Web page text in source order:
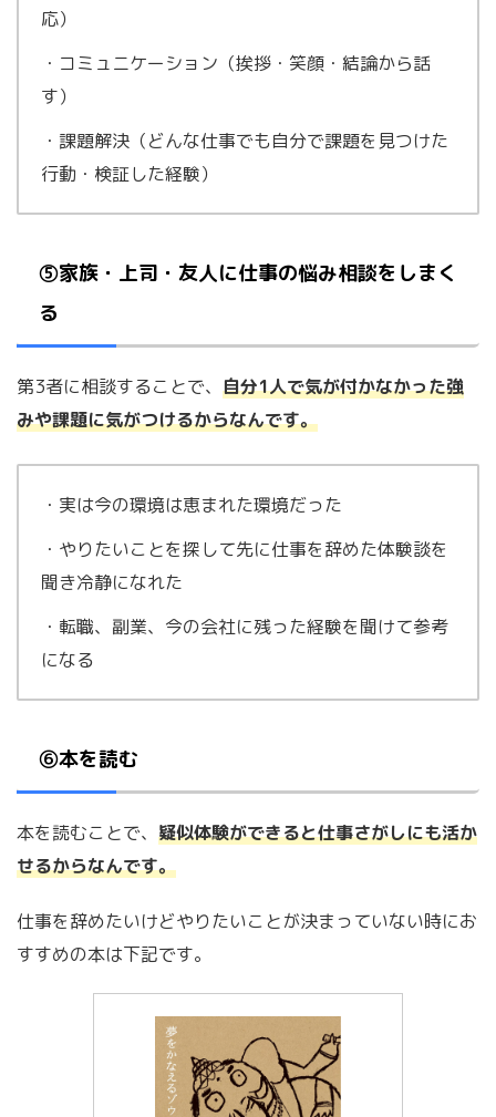
応）
・コミュニケーション（挨拶・笑顔・結論から話
す）
・課題解決（どんな仕事でも自分で課題を見つけた
行動・検証した経験）
⑤家族・上司・友人に仕事の悩み相談をしまく
る
第3者に相談することで、 自分1人で気が付かなかった強
みや課題に気がつけるからなんです。
・実は今の環境は恵まれた環境だった
・やりたいことを探して先に仕事を辞めた体験談を
聞き冷静になれた
・転職、副業、今の会社に残った経験を聞けて参考
になる
⑥本を読む
本を読むことで、 疑似体験ができると仕事さがしにも活か
せるからなんです。
仕事を辞めたいけどやりたいことが決まっていない時にお
すすめの本は下記です。